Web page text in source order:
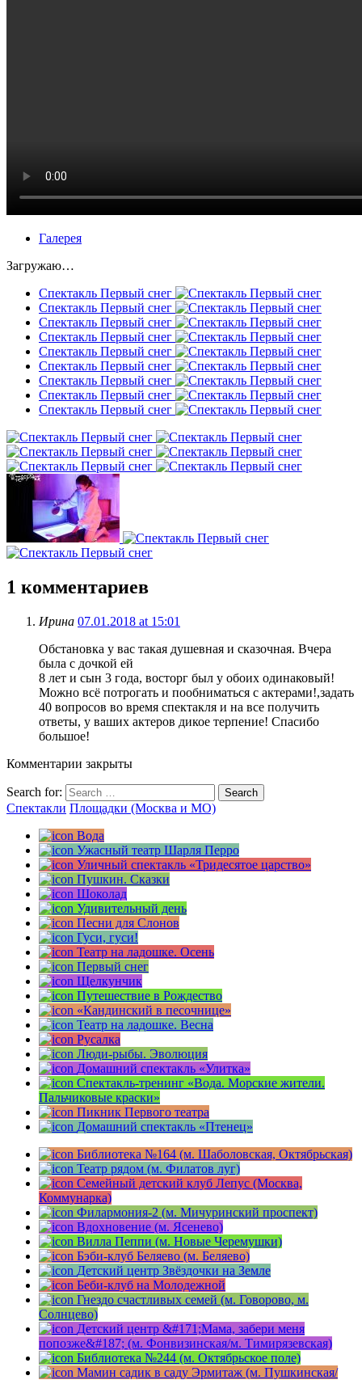
Галерея
Загружаю…
Спектакль Первый снег
Спектакль Первый снег
Спектакль Первый снег
Спектакль Первый снег
Спектакль Первый снег
Спектакль Первый снег
Спектакль Первый снег
Спектакль Первый снег
Спектакль Первый снег
1 комментариев
Ирина 07.01.2018 at 15:01
Обстановка у вас такая душевная и сказочная. Вчера
была с дочкой ей
8 лет и сын 3 года, восторг был у обоих одинаковый!
Можно всё потрогать и пообниматься с актерами!,задать
40 вопросов во время спектакля и на все получить
ответы, у ваших актеров дикое терпение! Спасибо
большое!
Комментарии закрыты
Search for:
Спектакли Площадки (Москва и МО)
Вода
Ужасный театр Шарля Перро
Уличный спектакль «Тридесятое царство»
Пушкин. Сказки
Шоколад
Удивительный день
Песни для Слонов
Гуси, гуси!
Театр на ладошке. Осень
Первый снег
Щелкунчик
Путешествие в Рождество
«Кандинский в песочнице»
Театр на ладошке. Весна
Русалка
Люди-рыбы. Эволюция
Домашний спектакль «Улитка»
Спектакль-тренинг «Вода. Морские жители.
Пальчиковые краски»
Пикник Первого театра
Домашний спектакль «Птенец»
Библиотека №164 (м. Шаболовская, Октябрьская)
Театр рядом (м. Филатов луг)
Семейный детский клуб Лепус (Москва,
Коммунарка)
Филармония-2 (м. Мичуринский проспект)
Вдохновение (м. Ясенево)
Вилла Пеппи (м. Новые Черемушки)
Бэби-клуб Беляево (м. Беляево)
Детский центр Звёздочки на Земле
Беби-клуб на Молодежной
Гнездо счастливых семей (м. Говорово, м.
Солнцево)
Детский центр &#171;Мама, забери меня
попозже&#187; (м. Фонвизинская/м. Тимирязевская)
Библиотека №244 (м. Октябрьское поле)
Мамин садик в саду Эрмитаж (м. Пушкинская/